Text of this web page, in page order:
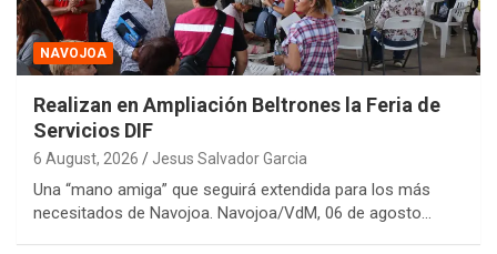
NAVOJOA
Realizan en Ampliación Beltrones la Feria de
Servicios DIF
6 August, 2026 Jesus Salvador Garcia
Una “mano amiga” que seguirá extendida para los más
necesitados de Navojoa. Navojoa/VdM, 06 de agosto…